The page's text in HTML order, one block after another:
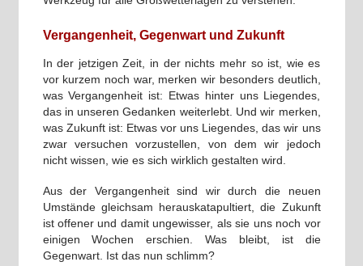
Vergangenheit, Gegenwart und Zukunft
In der jetzigen Zeit, in der nichts mehr so ist, wie es
vor kurzem noch war, merken wir besonders deutlich,
was Vergangenheit ist: Etwas hinter uns Liegendes,
das in unseren Gedanken weiterlebt. Und wir merken,
was Zukunft ist: Etwas vor uns Liegendes, das wir uns
zwar versuchen vorzustellen, von dem wir jedoch
nicht wissen, wie es sich wirklich gestalten wird.
Aus der Vergangenheit sind wir durch die neuen
Umstände gleichsam herauskatapultiert, die Zukunft
ist offener und damit ungewisser, als sie uns noch vor
einigen Wochen erschien. Was bleibt, ist die
Gegenwart. Ist das nun schlimm?